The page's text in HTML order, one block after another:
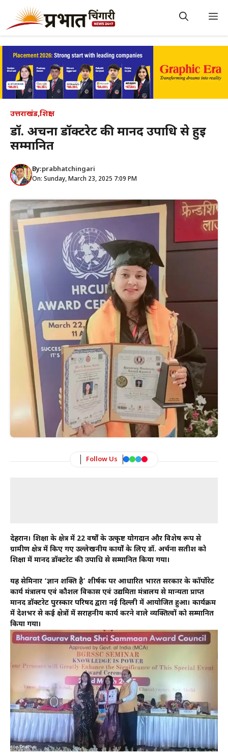
content
उत्तराखंड,शिक्षा
डॉ. अर्चना डॉक्टरेट की मानद उपाधि से हुई
सम्मानित
By:prabhatchingari
On: Sunday, March 23, 2025 7:09 PM
Follow Us
देहरादून। शिक्षा के क्षेत्र में 22 वर्षों के उत्कृष्ट योगदान और विशेष रूप से
ग्रामीण क्षेत्र में किए गए उल्लेखनीय कार्यों के लिए डॉ. अर्चना सतीश को
शिक्षा में मानद डॉक्टरेट की उपाधि से सम्मानित किया गया।
यह सेमिनार ‘ज्ञान शक्ति है’ शीर्षक पर आधारित भारत सरकार के कॉर्पोरेट
कार्य मंत्रालय एवं कौशल विकास एवं उद्यमिता मंत्रालय से मान्यता प्राप्त
मानद डॉक्टरेट पुरस्कार परिषद द्वारा नई दिल्ली में आयोजित हुआ। कार्यक्रम
में देशभर से कई क्षेत्रों में सराहनीय कार्य करने वाले व्यक्तित्वों को सम्मानित
किया गया।